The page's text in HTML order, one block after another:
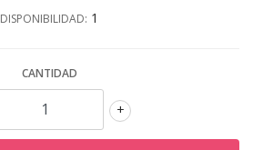
DISPONIBILIDAD: 1
CANTIDAD
+